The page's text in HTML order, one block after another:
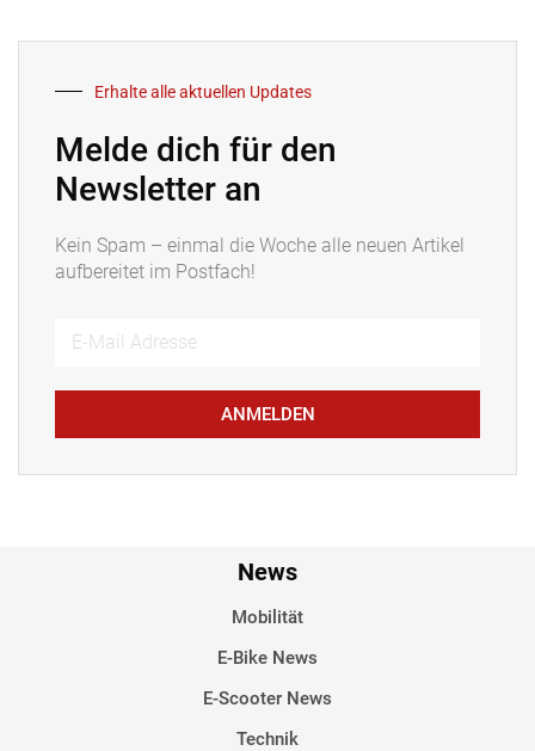
Erhalte alle aktuellen Updates
Melde dich für den
Newsletter an
Kein Spam – einmal die Woche alle neuen Artikel
aufbereitet im Postfach!
ANMELDEN
News
Mobilität
E-Bike News
E-Scooter News
Technik